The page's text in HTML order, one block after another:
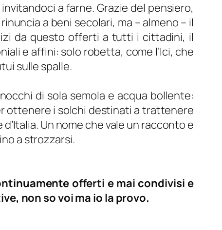
a farne. Grazie del pensiero,
a beni secolari, ma – almeno – il
da questo offerti a tutti i cittadini, il
e affini: solo robetta, come l’Ici, che
sulle spalle.
di sola semola e acqua bollente:
ottenere i solchi destinati a trattenere
Un nome che vale un racconto e
a strozzarsi.
offerti e mai condivisi e
non so voi ma io la provo.